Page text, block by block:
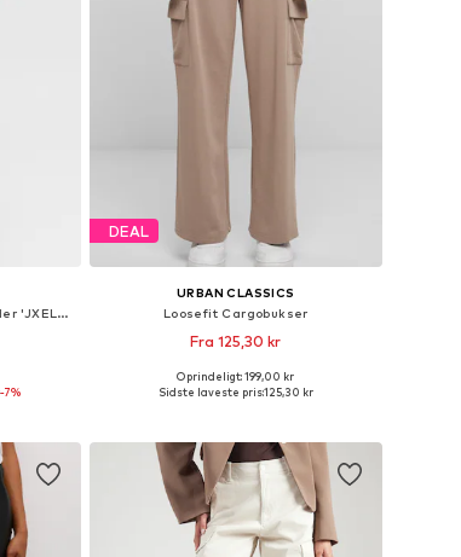
Wide Leg Bukser med lægfolder 'JXELLIS'
-7%
DEAL
URBAN CLASSICS
Loosefit Cargobukser
Fra 125,30 kr
+2
Fås i mange størrelser
Oprindeligt: 199,00 kr
Sidste laveste pris:125,30 kr